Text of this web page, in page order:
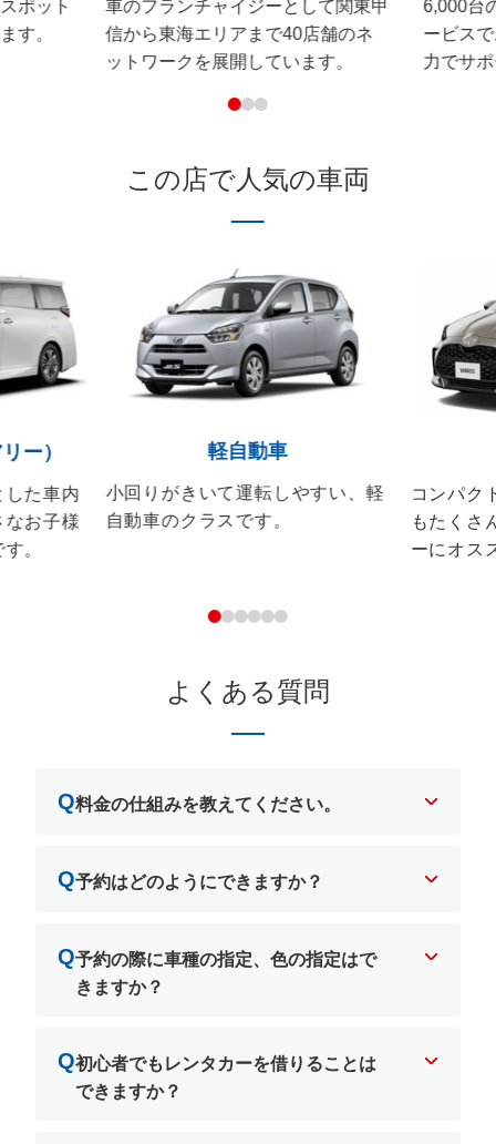
ポット
す。
車のフランチャイジーとして関東甲
信から東海エリアまで40店舗のネ
ットワークを展開しています。
6,000台
ービス
力でサ
この店で人気の車両
ー）
した車内
なお子様
。
軽自動車
小回りがきいて運転しやすい、軽
自動車のクラスです。
コンパク
もたくさ
ーにオス
よくある質問
Q料金の仕組みを教えてください。
Q予約はどのようにできますか？
Q予約の際に車種の指定、色の指定はで
きますか？
Q初心者でもレンタカーを借りることは
できますか？